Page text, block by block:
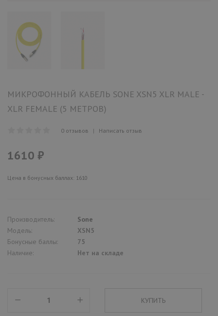
МИКРОФОННЫЙ КАБЕЛЬ SONE XSN5 XLR MALE -
XLR FEMALE (5 МЕТРОВ)
0 отзывов | Написать отзыв
1610 ₽
Цена в бонусных баллах: 1610
Производитель:
Sone
Модель:
XSN5
Бонусные баллы:
75
Наличие:
Нет на складе